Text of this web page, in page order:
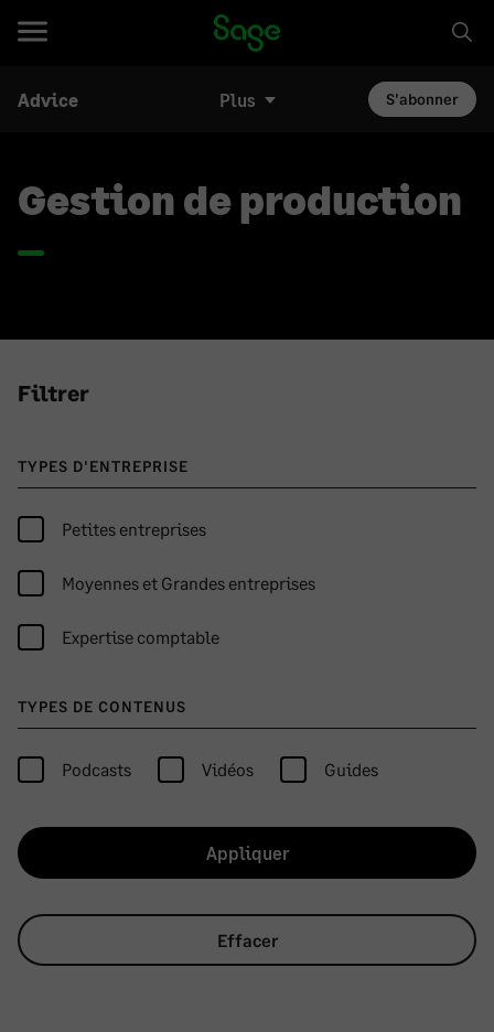
Advice Plus S'abonner
Gestion de production
Filtrer
TYPES D'ENTREPRISE
Petites entreprises
Moyennes et Grandes entreprises
Expertise comptable
TYPES DE CONTENUS
Podcasts Vidéos Guides
Appliquer
Effacer